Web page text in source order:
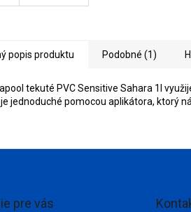
popis produktu Podobné (1)
tekuté PVC Sensitive Sahara 1l
jednoduché pomocou aplikátora, ktorý
pre vás